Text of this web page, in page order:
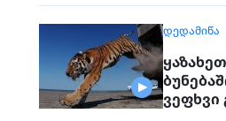
ᲓᲔᲓᲐᲛᲘᲬᲐ
ვეფხვი